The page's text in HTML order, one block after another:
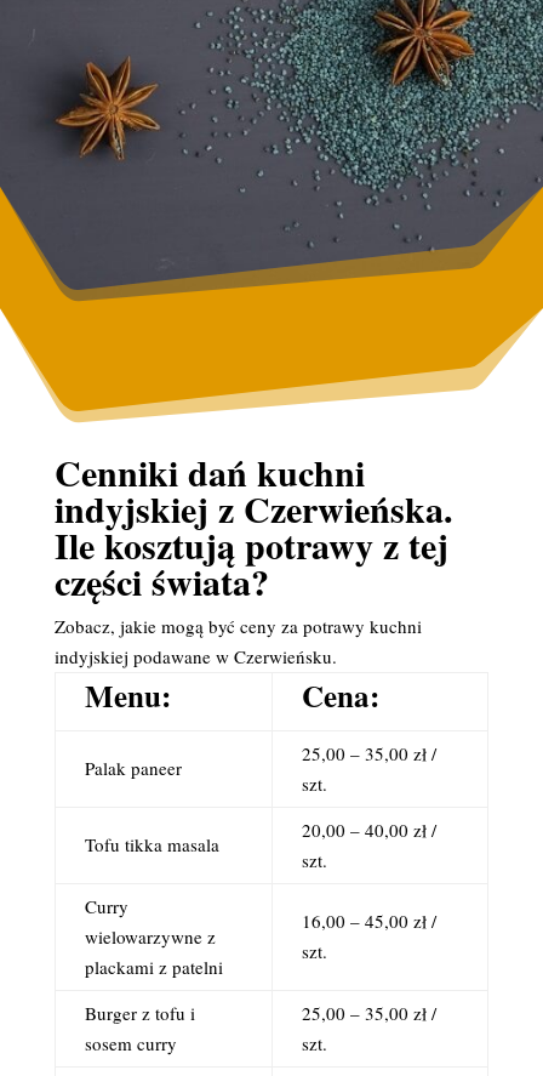
Cenniki dań kuchni
indyjskiej z Czerwieńska.
Ile kosztują potrawy z tej
części świata?
Zobacz, jakie mogą być ceny za potrawy kuchni
indyjskiej podawane w Czerwieńsku.
Menu: Cena:
Palak paneer
25,00 – 35,00 zł /
szt.
Tofu tikka masala
20,00 – 40,00 zł /
szt.
Curry
wielowarzywne z
plackami z patelni
16,00 – 45,00 zł /
szt.
Burger z tofu i
sosem curry
25,00 – 35,00 zł /
szt.